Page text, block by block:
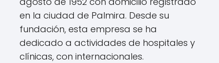
en la ciudad de Palmira. Desde su
fundación, esta empresa se ha
dedicado a actividades de hospitales y
clínicas, con internacionales.